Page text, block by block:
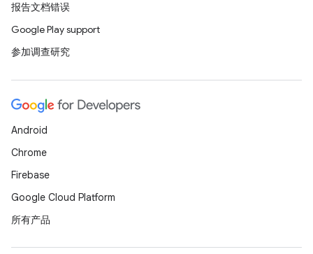
报告文档错误
Google Play support
参加调查研究
Android
Chrome
Firebase
Google Cloud Platform
所有产品